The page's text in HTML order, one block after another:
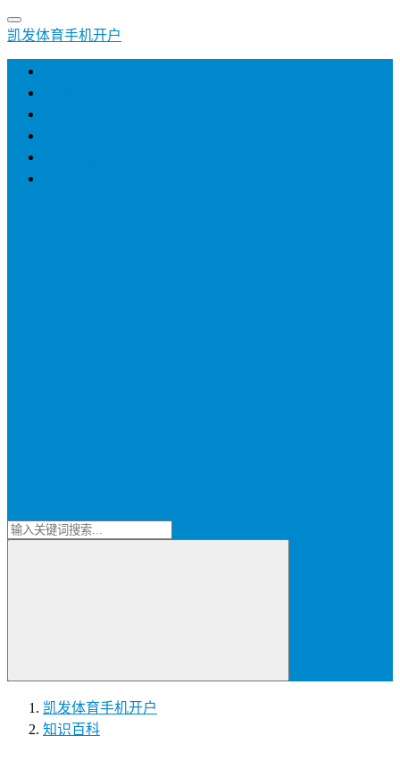
凯发体育手机开户
凯发体育手机开户
知识百科